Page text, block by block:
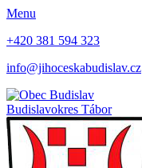
Menu
+420 381 594 323
info@jihoceskabudislav.cz
Budislavokres Tábor